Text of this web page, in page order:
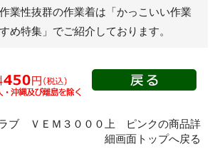
袖
袖
ンウェ
業性抜群の作業着は 「かっこいい作業
め特集」 でご紹介しております。
ブ ＶＥＭ３０００上 ピンクの商品詳
細画面トップへ戻る